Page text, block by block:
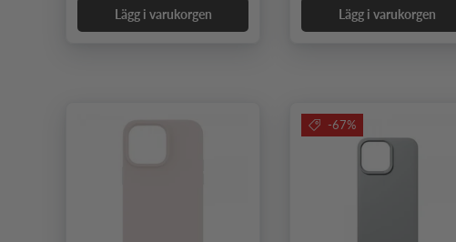
Lägg i varukorgen Lägg i varukorgen
-67%